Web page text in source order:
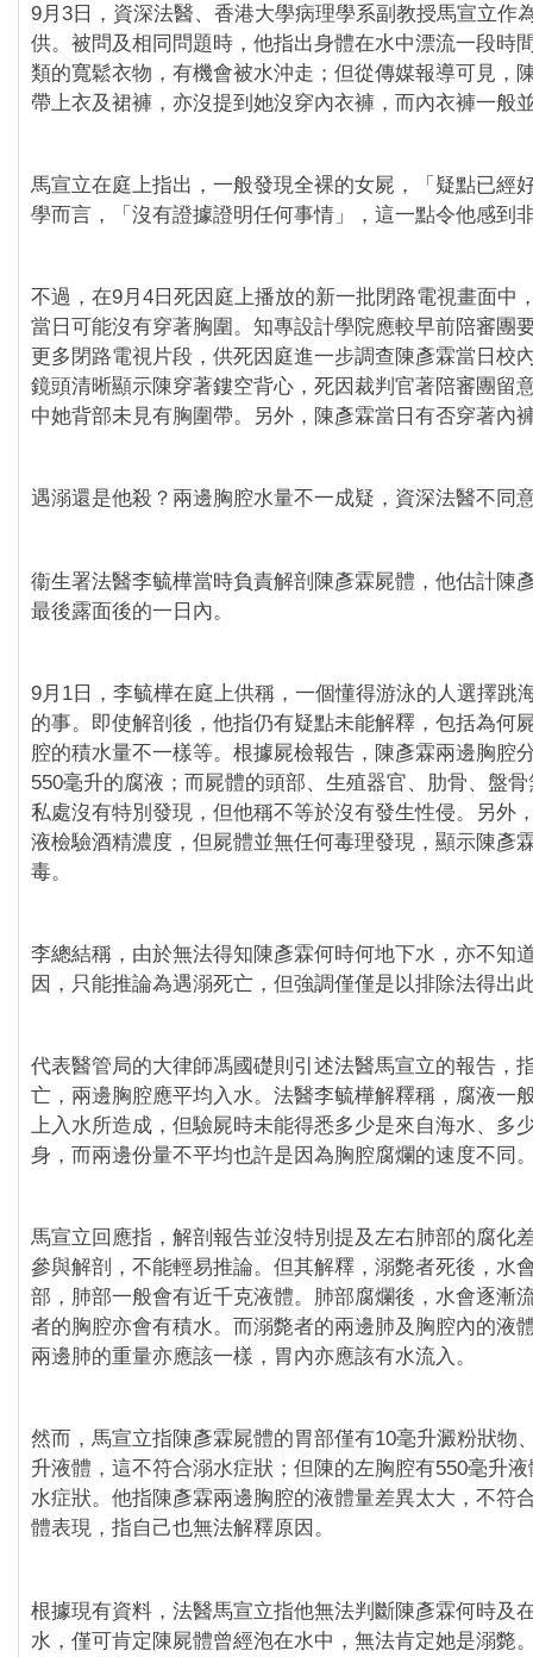
9月3日，資深法醫、香港大學病理學系副教授馬宣立作
供。被問及相同問題時，他指出身體在水中漂流一段時
類的寬鬆衣物，有機會被水沖走；但從傳媒報導可見，
帶上衣及裙褲，亦沒提到她沒穿內衣褲，而內衣褲一般
馬宣立在庭上指出，一般發現全裸的女屍，「疑點已經
學而言，「沒有證據證明任何事情」，這一點令他感到
不過，在9月4日死因庭上播放的新一批閉路電視畫面中
當日可能沒有穿著胸圍。知專設計學院應較早前陪審團
更多閉路電視片段，供死因庭進一步調查陳彥霖當日校
鏡頭清晰顯示陳穿著鏤空背心，死因裁判官著陪審團留
中她背部未見有胸圍帶。另外，陳彥霖當日有否穿著內
遇溺還是他殺？兩邊胸腔水量不一成疑，資深法醫不同
衞生署法醫李毓樺當時負責解剖陳彥霖屍體，他估計陳
最後露面後的一日內。
9月1日，李毓樺在庭上供稱，一個懂得游泳的人選擇跳
的事。即使解剖後，他指仍有疑點未能解釋，包括為何
腔的積水量不一樣等。根據屍檢報告，陳彥霖兩邊胸腔
550毫升的腐液；而屍體的頭部、生殖器官、肋骨、盤
私處沒有特別發現，但他稱不等於沒有發生性侵。另外
液檢驗酒精濃度，但屍體並無任何毒理發現，顯示陳彥
毒。
李總結稱，由於無法得知陳彥霖何時何地下水，亦不知
因，只能推論為遇溺死亡，但強調僅僅是以排除法得出
代表醫管局的大律師馮國礎則引述法醫馬宣立的報告，
亡，兩邊胸腔應平均入水。法醫李毓樺解釋稱，腐液一
上入水所造成，但驗屍時未能得悉多少是來自海水、多
身，而兩邊份量不平均也許是因為胸腔腐爛的速度不同
馬宣立回應指，解剖報告並沒特別提及左右肺部的腐化
參與解剖，不能輕易推論。但其解釋，溺斃者死後，水
部，肺部一般會有近千克液體。肺部腐爛後，水會逐漸
者的胸腔亦會有積水。而溺斃者的兩邊肺及胸腔內的液
兩邊肺的重量亦應該一樣，胃內亦應該有水流入。
然而，馬宣立指陳彥霖屍體的胃部僅有10毫升澱粉狀物
升液體，這不符合溺水症狀；但陳的左胸腔有550毫升
水症狀。他指陳彥霖兩邊胸腔的液體量差異太大，不符
體表現，指自己也無法解釋原因。
根據現有資料，法醫馬宣立指他無法判斷陳彥霖何時及
水，僅可肯定陳屍體曾經泡在水中，無法肯定她是溺斃